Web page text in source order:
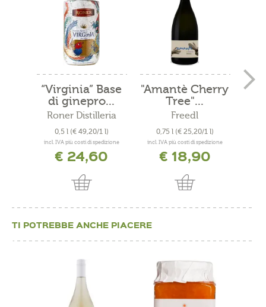
“Virginia” Base
di ginepro...
Roner Distilleria
0,5 l (€ 49,20/1 l)
incl. IVA più costi di spedizione
€ 24,60
"Amantè Cherry
Tree"...
Freedl
0,75 l (€ 25,20/1 l)
incl. IVA più costi di spedizione
€ 18,90
TI POTREBBE ANCHE PIACERE